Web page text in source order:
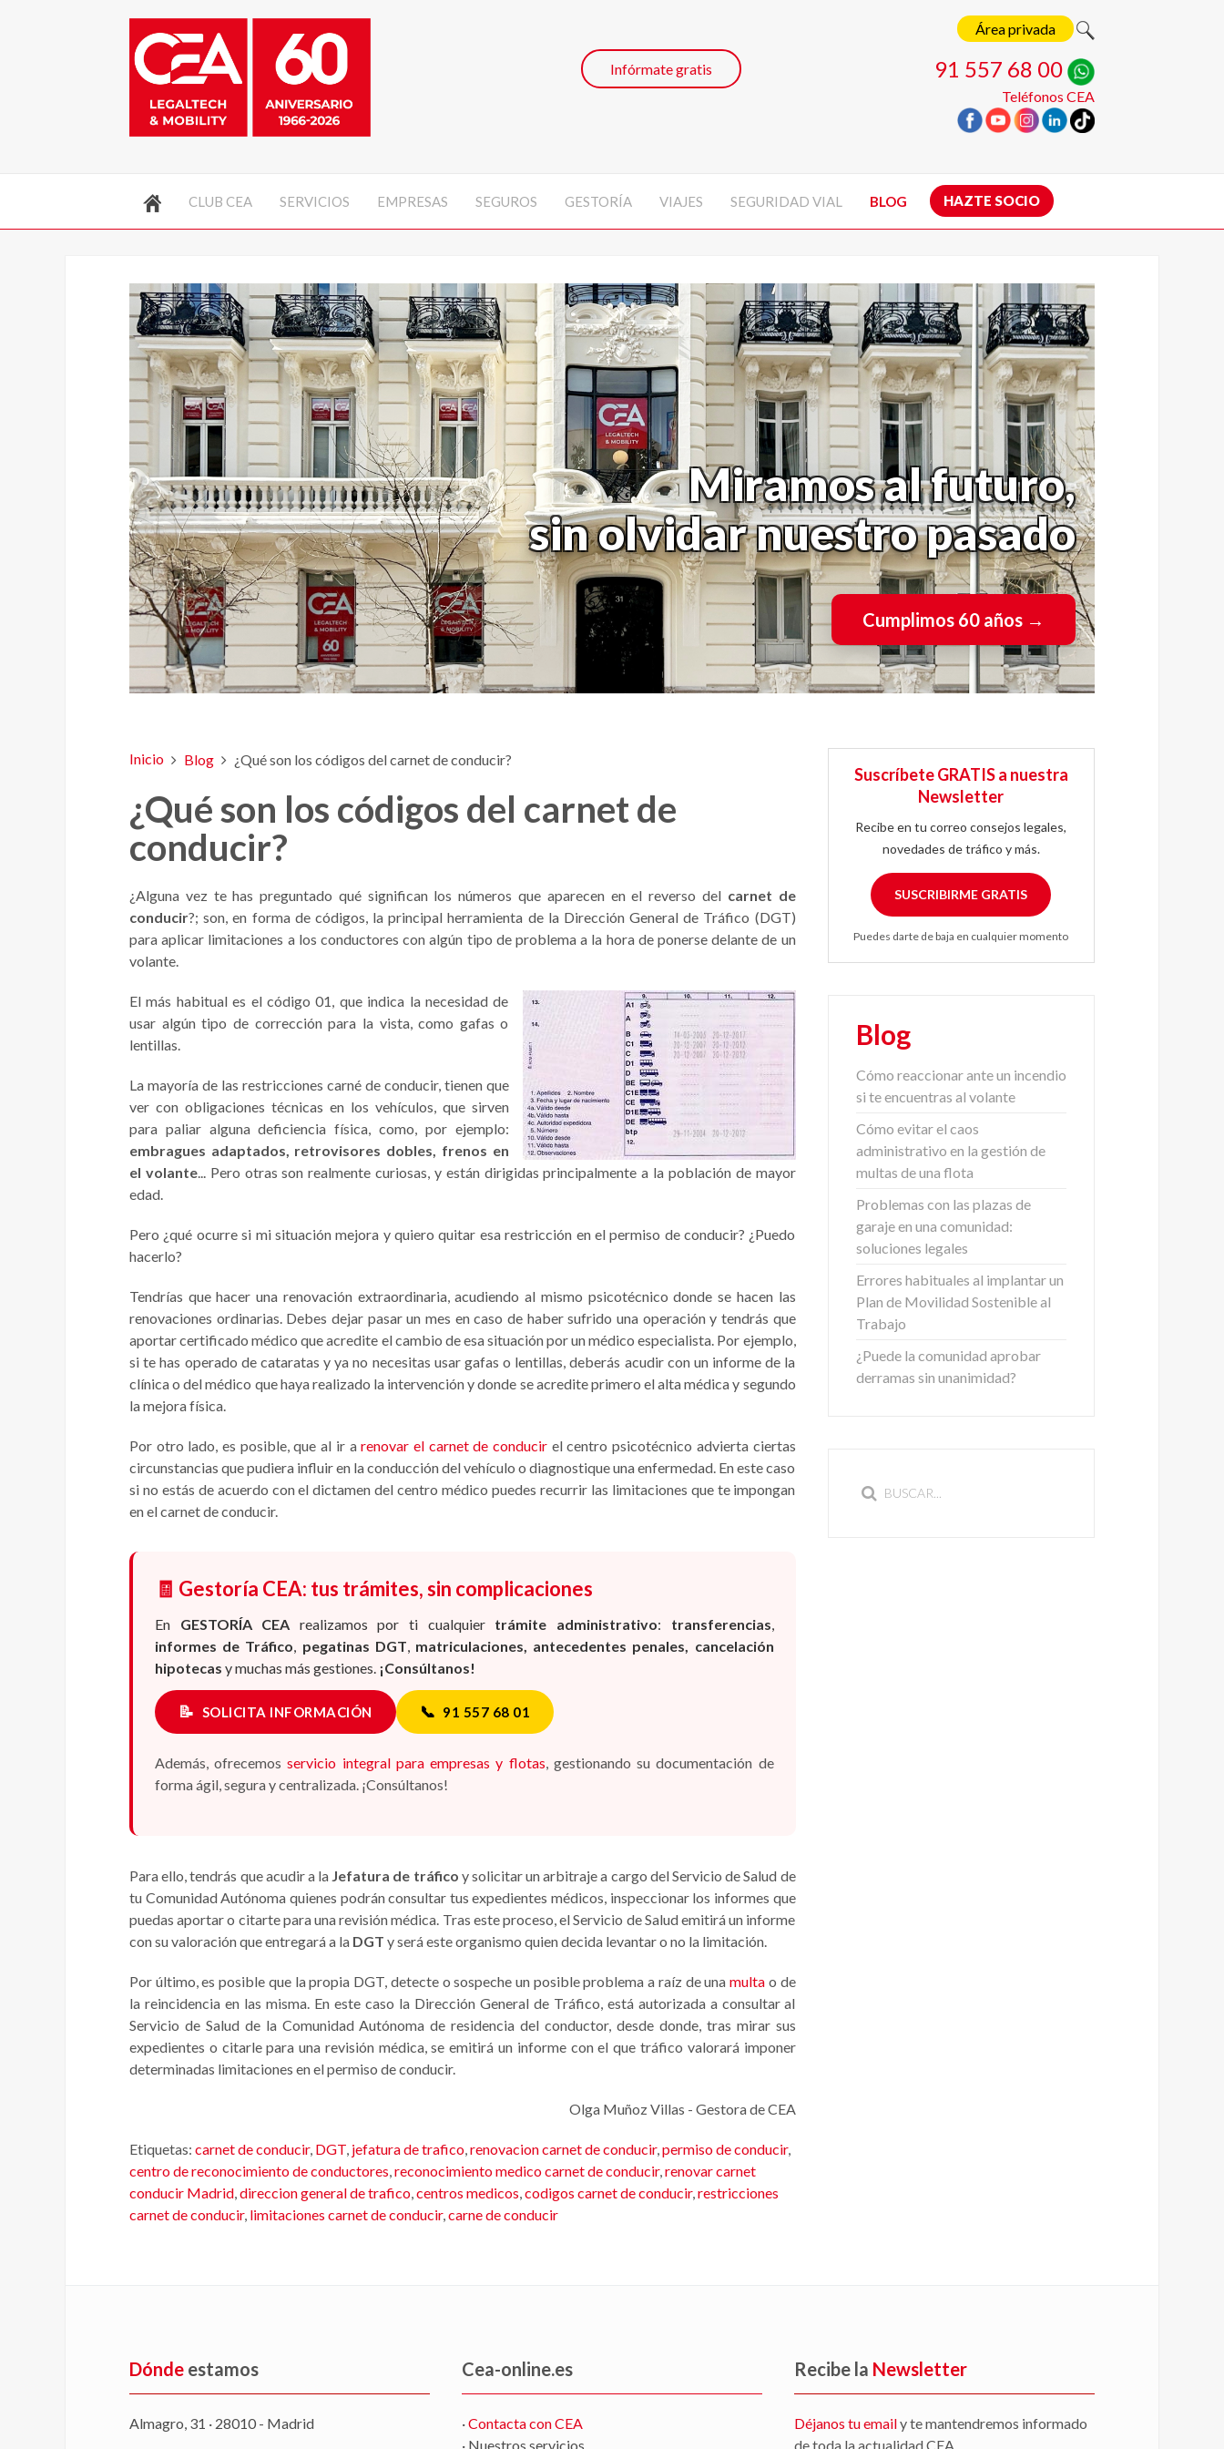
Área privada
91 557 68 00
Teléfonos CEA
Infórmate gratis
CLUB CEA SERVICIOS EMPRESAS SEGUROS GESTORÍA VIAJES SEGURIDAD VIAL BLOG HAZTE SOCIO
Miramos al futuro,
sin olvidar nuestro pasado
Cumplimos 60 años →
Inicio Blog ¿Qué son los códigos del carnet de conducir?
¿Qué son los códigos del carnet de
conducir?
¿Alguna vez te has preguntado qué significan los números que aparecen en el reverso del carnet de
conducir?; son, en forma de códigos, la principal herramienta de la Dirección General de Tráfico (DGT)
para aplicar limitaciones a los conductores con algún tipo de problema a la hora de ponerse delante de un
volante.
El más habitual es el código 01, que indica la necesidad de
usar algún tipo de corrección para la vista, como gafas o
lentillas.
La mayoría de las restricciones carné de conducir, tienen que
ver con obligaciones técnicas en los vehículos, que sirven
para paliar alguna deficiencia física, como, por ejemplo:
embragues adaptados, retrovisores dobles, frenos en
el volante... Pero otras son realmente curiosas, y están dirigidas principalmente a la población de mayor
edad.
Pero ¿qué ocurre si mi situación mejora y quiero quitar esa restricción en el permiso de conducir? ¿Puedo
hacerlo?
Tendrías que hacer una renovación extraordinaria, acudiendo al mismo psicotécnico donde se hacen las
renovaciones ordinarias. Debes dejar pasar un mes en caso de haber sufrido una operación y tendrás que
aportar certificado médico que acredite el cambio de esa situación por un médico especialista. Por ejemplo,
si te has operado de cataratas y ya no necesitas usar gafas o lentillas, deberás acudir con un informe de la
clínica o del médico que haya realizado la intervención y donde se acredite primero el alta médica y segundo
la mejora física.
Por otro lado, es posible, que al ir arenovar el carnet de conducir el centro psicotécnico advierta ciertas
circunstancias que pudiera influir en la conducción del vehículo o diagnostique una enfermedad. En este caso
si no estás de acuerdo con el dictamen del centro médico puedes recurrir las limitaciones que te impongan
en el carnet de conducir.
🧾 Gestoría CEA: tus trámites, sin complicaciones
En GESTORÍA CEA realizamos por ti cualquier trámite administrativo: transferencias,
informes de Tráfico, pegatinas DGT, matriculaciones, antecedentes penales, cancelación
hipotecas y muchas más gestiones. ¡Consúltanos!
📝 SOLICITA INFORMACIÓN 📞 91 557 68 01
Además, ofrecemosservicio integral para empresas y flotas, gestionando su documentación de
forma ágil, segura y centralizada. ¡Consúltanos!
Para ello, tendrás que acudir a la Jefatura de tráfico y solicitar un arbitraje a cargo del Servicio de Salud de
tu Comunidad Autónoma quienes podrán consultar tus expedientes médicos, inspeccionar los informes que
puedas aportar o citarte para una revisión médica. Tras este proceso, el Servicio de Salud emitirá un informe
con su valoración que entregará a la DGT y será este organismo quien decida levantar o no la limitación.
Por último, es posible que la propia DGT, detecte o sospeche un posible problema a raíz de unamulta o de
la reincidencia en las misma. En este caso la Dirección General de Tráfico, está autorizada a consultar al
Servicio de Salud de la Comunidad Autónoma de residencia del conductor, desde donde, tras mirar sus
expedientes o citarle para una revisión médica, se emitirá un informe con el que tráfico valorará imponer
determinadas limitaciones en el permiso de conducir.
Olga Muñoz Villas - Gestora de CEA
Etiquetas: carnet de conducir, DGT, jefatura de trafico,renovacion carnet de conducir,permiso de conducir,
centro de reconocimiento de conductores,reconocimiento medico carnet de conducir,renovar carnet
conducir Madrid,direccion general de trafico,centros medicos,codigos carnet de conducir,restricciones
carnet de conducir, limitaciones carnet de conducir,carne de conducir
Suscríbete GRATIS a nuestra
Newsletter
Recibe en tu correo consejos legales,
novedades de tráfico y más.
SUSCRIBIRME GRATIS
Puedes darte de baja en cualquier momento
Blog
Cómo reaccionar ante un incendio
si te encuentras al volante
Cómo evitar el caos
administrativo en la gestión de
multas de una flota
Problemas con las plazas de
garaje en una comunidad:
soluciones legales
Errores habituales al implantar un
Plan de Movilidad Sostenible al
Trabajo
¿Puede la comunidad aprobar
derramas sin unanimidad?
Dónde estamos
Almagro, 31 · 28010 - Madrid
Cea-online.es
·Contacta con CEA
· Nuestros servicios
Recibe la Newsletter
Déjanos tu emaily te mantendremos informado
de toda la actualidad CEA